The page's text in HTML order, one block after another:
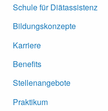
Schule für Diätassistenz
Bildungskonzepte
Karriere
Benefits
Stellenangebote
Praktikum